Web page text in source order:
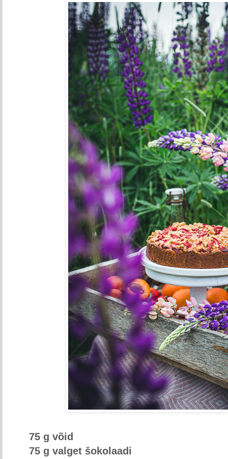
75 g võid
75 g valget šokolaadi